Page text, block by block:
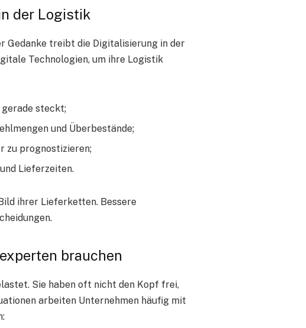
der Logistik
Gedanke treibt die Digitalisierung in der
Technologien, um ihre Logistik
steckt;
und Überbestände;
zu prognostizieren;
Lieferzeiten.
ihrer Lieferketten. Bessere
brauchen
Sie haben oft nicht den Kopf frei,
arbeiten Unternehmen häufig mit